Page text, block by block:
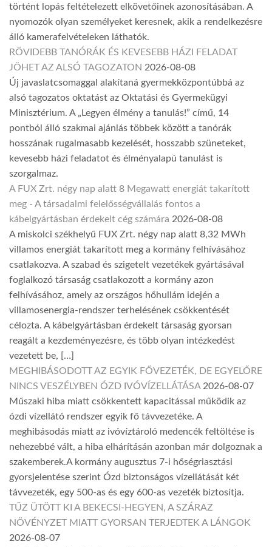
történt lopás feltételezett elkövetőinek azonosításában. A
nyomozók olyan személyeket keresnek, akik a rendelkezésre
álló kamerafelvételeken láthatók.
RÖVIDEBB TANÓRÁK ÉS KEVESEBB HÁZI FELADAT
JÖHET AZ ALSÓ TAGOZATON 2026-08-08
Új javaslatcsomaggal alakítaná gyermekközpontúbbá az
alsó tagozatos oktatást az Oktatási és Gyermekügyi
Minisztérium. A „Legyen élmény a tanulás!” című, 14
pontból álló szakmai ajánlás többek között a tanórák
hosszának rugalmasabb kezelését, hosszabb szüneteket,
kevesebb házi feladatot és élményalapú tanulást is
szorgalmaz.
A FUX Zrt. négy nap alatt 8 Megawatt energiát takarított
meg - A társadalmi felelősségvállalás fontos a
kábelgyártásban érdekelt cég számára 2026-08-08
A miskolci székhelyű FUX Zrt. négy nap alatt 8,32 MWh
villamos energiát takarított meg a kormány felhívásához
csatlakozva. A szabad és szigetelt vezetékek gyártásával
foglalkozó társaság csatlakozott a kormány azon
felhívásához, amely az országos hőhullám idején a
villamosenergia-rendszer terhelésének csökkentését
célozta. A kábelgyártásban érdekelt társaság gyorsan
reagált a kezdeményezésre, és több olyan intézkedést
vezetett be, […]
MEGHIBÁSODOTT AZ EGYIK FŐVEZETÉK, DE EGYELŐRE
NINCS VESZÉLYBEN ÓZD IVÓVÍZELLÁTÁSA 2026-08-07
Műszaki hiba miatt csökkentett kapacitással működik az
ózdi vízellátó rendszer egyik fő távvezetéke. A
meghibásodás miatt az ivóvíztároló medencék feltöltése is
nehezebbé vált, a hiba elhárításán azonban már dolgoznak a
szakemberek.A kormány augusztus 7-i hőségriasztási
gyorsjelentése szerint Ózd biztonságos vízellátását két
távvezeték, egy 500-as és egy 600-as vezeték biztosítja.
TŰZ ÜTÖTT KI A BEKECSI-HEGYEN, A SZÁRAZ
NÖVÉNYZET MIATT GYORSAN TERJEDTEK A LÁNGOK
2026-08-07